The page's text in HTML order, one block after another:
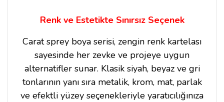
Renk ve Estetikte Sınırsız Seçenek
Carat sprey boya serisi, zengin renk kartelası
sayesinde her zevke ve projeye uygun
alternatifler sunar. Klasik siyah, beyaz ve gri
tonlarının yanı sıra metalik, krom, mat, parlak
ve efektli yüzey seçenekleriyle yaratıcılığınıza